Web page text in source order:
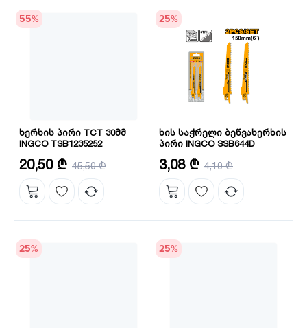
55%
ხერხის პირი TCT 30მმ
INGCO TSB1235252
დიამეტრი: 235 მმ
20,50 ₾ 45,50 ₾
25%
ხის საჭრელი ბეწვახერხის
პირი INGCO SSB644D
ზომა: 150X19X1.25 მმ
3,08 ₾ 4,10 ₾
25% 25%